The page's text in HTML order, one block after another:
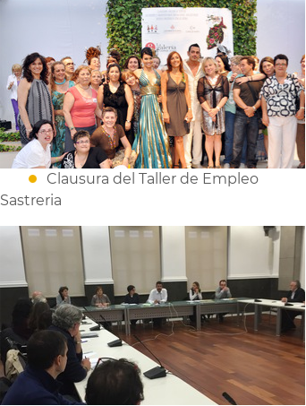
Clausura del Taller de Empleo
Sastreria